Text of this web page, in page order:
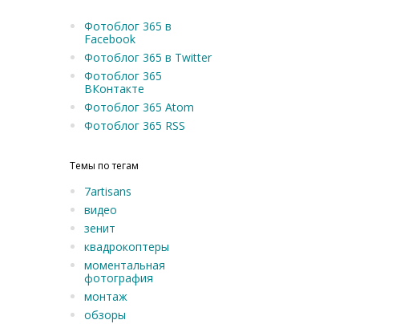
Фотоблог 365 в
Facebook
Фотоблог 365 в Twitter
Фотоблог 365
ВКонтакте
Фотоблог 365 Atom
Фотоблог 365 RSS
Темы по тегам
7artisans
видео
зенит
квадрокоптеры
моментальная
фотография
монтаж
обзоры